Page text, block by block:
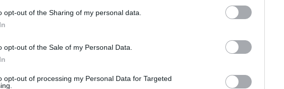
opt-out of the Sharing of my personal data.
opt-out of the Sale of my Personal Data.
opt-out of processing my Personal Data for Targeted
Flash.grστην αναζήτηση τηςGoogle